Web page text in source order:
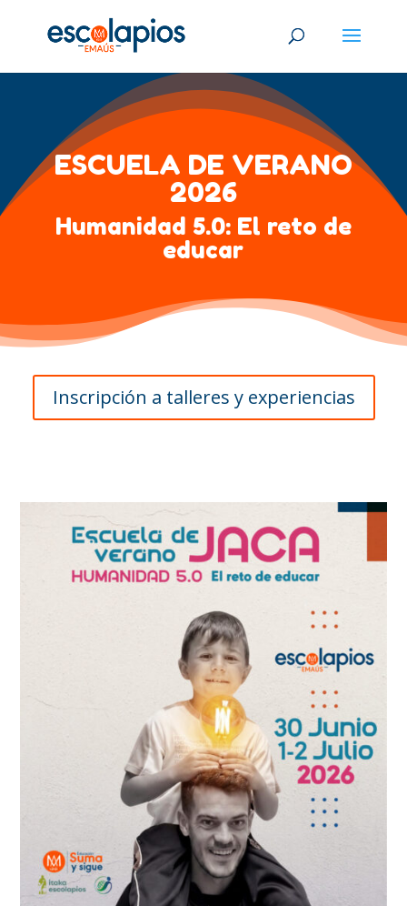
ESCUELA DE VERANO
2026
Humanidad 5.0: El reto de
educar
Inscripción a talleres y experiencias